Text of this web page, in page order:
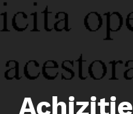
Achiziţie